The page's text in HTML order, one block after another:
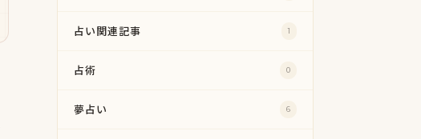
占い関連記事 1
占術 0
夢占い 6